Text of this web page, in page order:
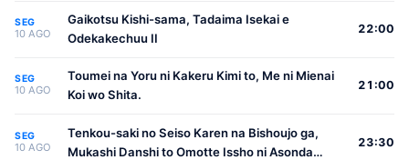
SEG
10 AGO
Gaikotsu Kishi-sama, Tadaima Isekai e
Odekakechuu II
22:00
SEG
10 AGO
Toumei na Yoru ni Kakeru Kimi to, Me ni Mienai
Koi wo Shita.
21:00
SEG
10 AGO
Tenkou-saki no Seiso Karen na Bishoujo ga,
Mukashi Danshi to Omotte Issho ni Asonda
23:30